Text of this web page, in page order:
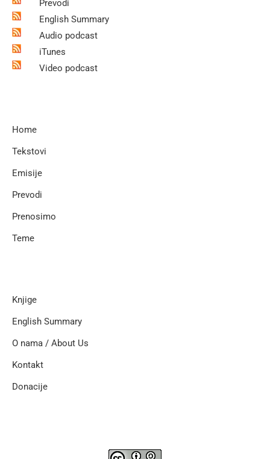
Prevodi
English Summary
Audio podcast
iTunes
Video podcast
Home
Tekstovi
Emisije
Prevodi
Prenosimo
Teme
Knjige
English Summary
O nama / About Us
Kontakt
Donacije